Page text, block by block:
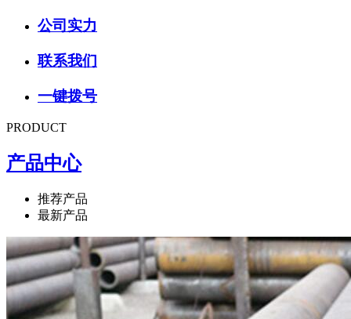
公司实力
联系我们
一键拨号
PRODUCT
产品中心
推荐产品
最新产品